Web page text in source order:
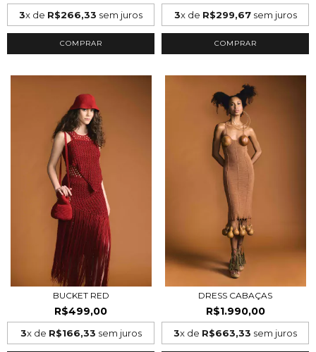
3x de R$266,33 sem juros
COMPRAR
3x de R$299,67sem juros
COMPRAR
BUCKET RED
R$499,00
3x de R$166,33 sem juros
DRESS CABAÇAS
R$1.990,00
3x de R$663,33 sem juros